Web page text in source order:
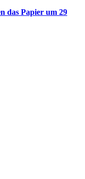
das Papier um 29